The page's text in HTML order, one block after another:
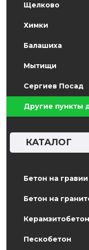
Щелково
Химки
Балашиха
Мытищи
Сергиев Посад
Другие пункты
КАТАЛОГ
Бетон на гравии
Бетон на
Керамзитобетон
Пескобетон